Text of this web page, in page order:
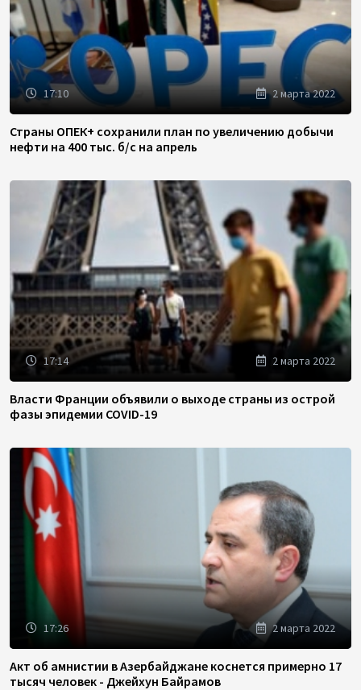
17:10 2 марта 2022
Страны ОПЕК+ сохранили план по увеличению добычи
нефти на 400 тыс. б/с на апрель
17:14 2 марта 2022
Власти Франции объявили о выходе страны из острой
фазы эпидемии COVID-19
17:26 2 марта 2022
Акт об амнистии в Азербайджане коснется примерно 17
тысяч человек - Джейхун Байрамов